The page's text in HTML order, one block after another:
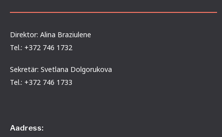
Direktor: Alina Braziulene
Tel.: +372 746 1732
Sekretär: Svetlana Dolgorukova
Tel.: +372 746 1733
Aadress: